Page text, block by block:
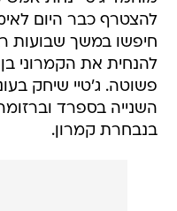
להצטרף כבר היום
חיפשו במשך שבועות
פשוטה. ג'טיי שיחק
השנייה בספרד
בנבחרת קמרון.